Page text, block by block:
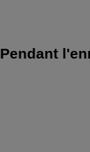
Pendant